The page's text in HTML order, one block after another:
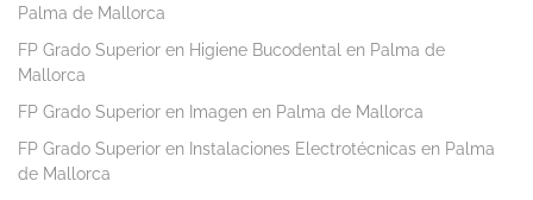
Palma de Mallorca
FP Grado Superior en Higiene Bucodental en Palma de
Mallorca
FP Grado Superior en Imagen en Palma de Mallorca
FP Grado Superior en Instalaciones Electrotécnicas en Palma
de Mallorca